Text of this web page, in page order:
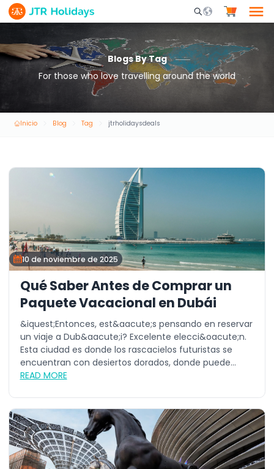
Mobile Search
Blogs By Tag
For those who love travelling around the world
Inicio Blog Tag jtrholidaysdeals
10 de noviembre de 2025
Qué Saber Antes de Comprar un
Paquete Vacacional en Dubái
&iquest;Entonces, est&aacute;s pensando en reservar
un viaje a Dub&aacute;i? Excelente elecci&oacute;n.
Esta ciudad es donde los rascacielos futuristas se
encuentran con desiertos dorados, donde puede...
READ MORE